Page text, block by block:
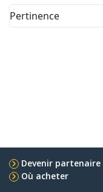
Pertinence
Devenir partenaire
Où acheter